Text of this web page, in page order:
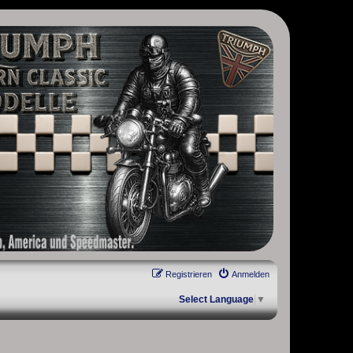
Scrambler, Bobber, Speed Twin, Street Scrambler, Street Twin,
Anmelden
Registrieren
Select Language ▼